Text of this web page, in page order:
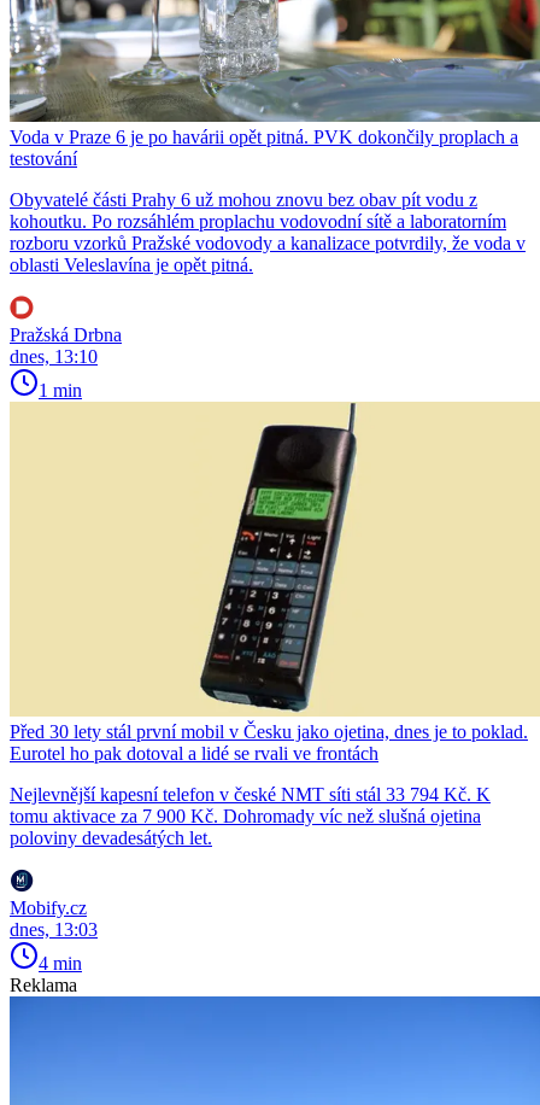
Voda v Praze 6 je po havárii opět pitná. PVK dokončily proplach a
testování
Obyvatelé části Prahy 6 už mohou znovu bez obav pít vodu z
kohoutku. Po rozsáhlém proplachu vodovodní sítě a laboratorním
rozboru vzorků Pražské vodovody a kanalizace potvrdily, že voda v
oblasti Veleslavína je opět pitná.
Pražská Drbna
dnes, 13:10
1 min
Před 30 lety stál první mobil v Česku jako ojetina, dnes je to poklad.
Eurotel ho pak dotoval a lidé se rvali ve frontách
Nejlevnější kapesní telefon v české NMT síti stál 33 794 Kč. K
tomu aktivace za 7 900 Kč. Dohromady víc než slušná ojetina
poloviny devadesátých let.
Mobify.cz
dnes, 13:03
4 min
Reklama